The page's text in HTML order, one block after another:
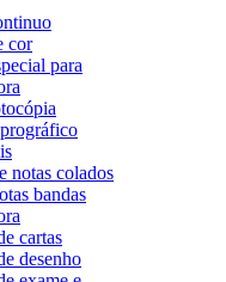
cor
para
notas colados
bandas
cartas
desenho